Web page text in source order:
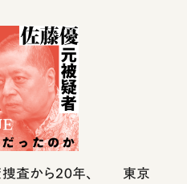
査から20年、
東京は都